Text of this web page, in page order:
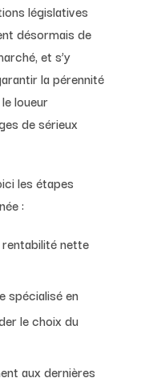
législatives
désormais de
et s’y
la pérennité
loueur
de sérieux
les étapes
:
nette
spécialisé en
le choix du
aux dernières